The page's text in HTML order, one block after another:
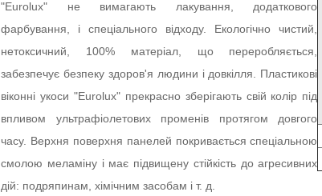
"Eurolux" не вимагають лакування, додаткового
фарбування, і спеціального відходу. Екологічно чистий,
нетоксичний, 100% матеріал, що переробляється,
забезпечує безпеку здоров'я людини і довкілля. Пластикові
віконні укоси "Eurolux" прекрасно зберігають свій колір під
впливом ультрафіолетових променів протягом довгого
часу. Верхня поверхня панелей покривається спеціальною
смолою меламіну і має підвищену стійкість до агресивних
дій: подряпинам, хімічним засобам і т. д.